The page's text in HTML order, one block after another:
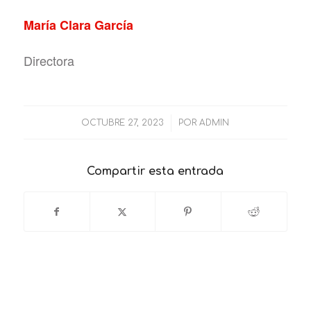
María Clara García
Directora
OCTUBRE 27, 2023
/ PORADMIN
Compartir esta entrada